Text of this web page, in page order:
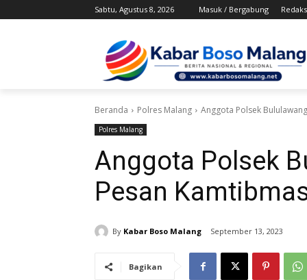
Sabtu, Agustus 8, 2026 Masuk / Bergabung
Beranda Polres Malang Anggota Polsek
Polres Malang
Anggota Polsek
Pesan
By Kabar Boso Malang September 13, 2023
Bagikan